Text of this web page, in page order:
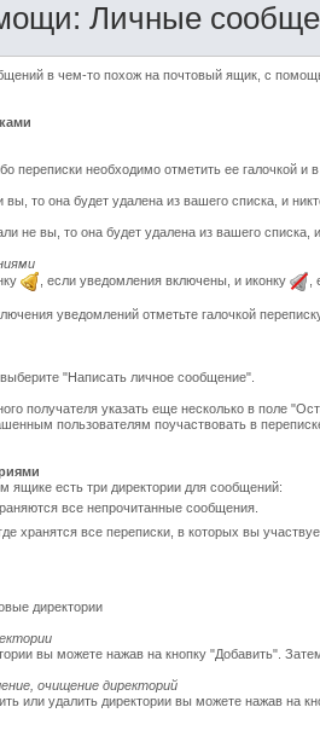
Личные
в чем-то похож на почтовый ящик, с
переписки необходимо отметить ее галочкой
вы, то она будет удалена из вашего списка, и
не вы, то она будет удалена из вашего списка,
, если уведомления включены, и иконку
уведомлений отметьте галочкой
"Написать личное сообщение".
получателя указать еще несколько в поле
пользователям поучаствовать в
ящике есть три директории для сообщений:
все непрочитанные сообщения.
хранятся все переписки, в которых вы
директории
вы можете нажав на кнопку "Добавить".
очищение директорий
или удалить директории вы можете нажав на